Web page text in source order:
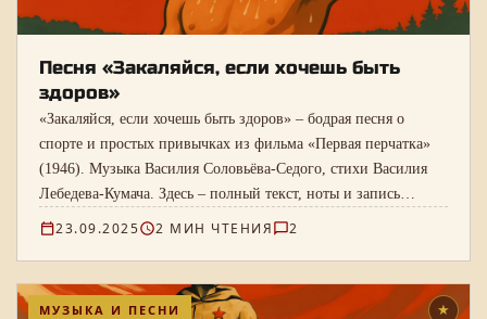
Песня «Закаляйся, если хочешь быть
здоров»
«Закаляйся, если хочешь быть здоров» – бодрая песня о
спорте и простых привычках из фильма «Первая перчатка»
(1946). Музыка Василия Соловьёва-Седого, стихи Василия
Лебедева-Кумача. Здесь – полный текст, ноты и запись
Владимира Володина.
23.09.2025 2 МИН ЧТЕНИЯ 2
МУЗЫКА И ПЕСНИ ★